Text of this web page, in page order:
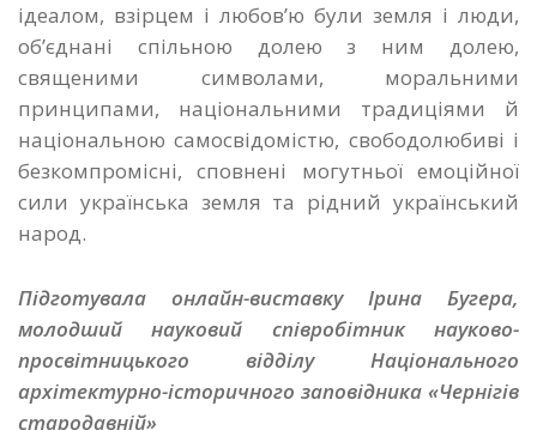
ідеалом, взірцем і любов’ю були земля і люди,
обʼєднані спільною долею з ним долею,
священими символами, моральними
принципами, національними традиціями й
національною самосвідомістю, свободолюбиві і
безкомпромісні, сповнені могутньої емоційної
сили українська земля та рідний український
народ.
Підготувала онлайн-виставку Ірина Бугера,
молодший науковий співробітник науково-
просвітницького відділу Національного
архітектурно-історичного заповідника «Чернігів
стародавній»